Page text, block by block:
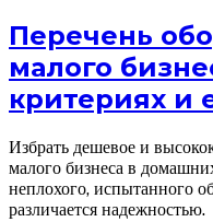
Перечень
малого
критериях и
Избрать дешевое и
малого бизнеса в
неплохого, испытанного
различается надежностью.